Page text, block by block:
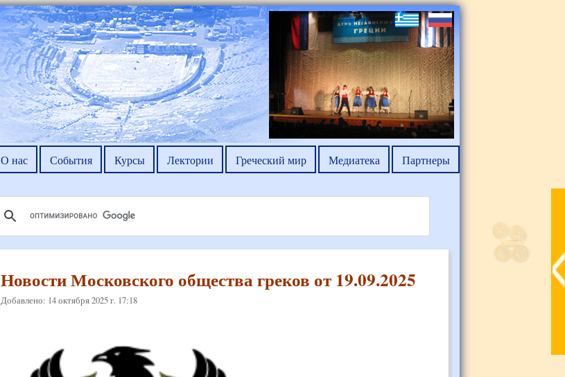
О нас События Курсы Лектории Греческий мир Медиатека Партнеры
Новости Московского общества греков от 19.09.2025
Добавлено: 14 октября 2025 г. 17:18